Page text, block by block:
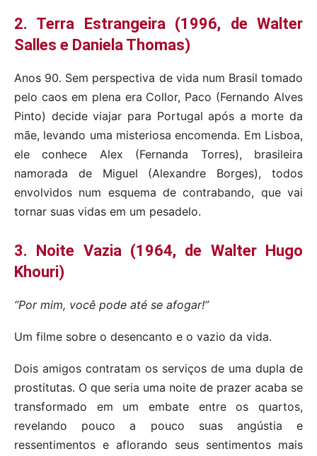
2. Terra Estrangeira (1996, de Walter
Salles e Daniela Thomas)
Anos 90. Sem perspectiva de vida num Brasil tomado
pelo caos em plena era Collor, Paco (Fernando Alves
Pinto) decide viajar para Portugal após a morte da
mãe, levando uma misteriosa encomenda. Em Lisboa,
ele conhece Alex (Fernanda Torres), brasileira
namorada de Miguel (Alexandre Borges), todos
envolvidos num esquema de contrabando, que vai
tornar suas vidas em um pesadelo.
3. Noite Vazia (1964, de Walter Hugo
Khouri)
“Por mim, você pode até se afogar!”
Um filme sobre o desencanto e o vazio da vida.
Dois amigos contratam os serviços de uma dupla de
prostitutas. O que seria uma noite de prazer acaba se
transformado em um embate entre os quartos,
revelando pouco a pouco suas angústia e
ressentimentos e aflorando seus sentimentos mais